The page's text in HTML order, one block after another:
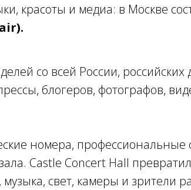
красоты и медиа: в Москве
со всей России, российских
блогеров, фотографов,
номера, профессиональные
Castle Concert Hall
свет, камеры и зрители